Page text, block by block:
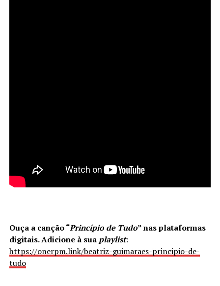
Ouça a canção “Princípio de Tudo” nasplataformas
digitais. Adicione à sua playlist:
https://onerpm.link/beatriz-guimaraes-principio-de-
tudo